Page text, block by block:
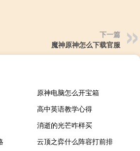
下一篇
魔神原神怎么下载官服
原神电脑怎么开宝箱
高中英语教学心得
消逝的光芒咋样买
云顶之弈什么阵容打前排